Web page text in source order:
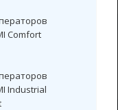
Comfort
Industrial